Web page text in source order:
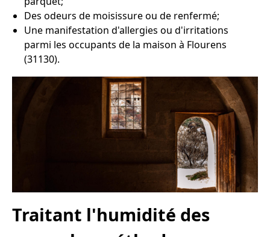
Des odeurs de moisissure ou de renfermé;
Une manifestation d'allergies ou d'irritations
parmi les occupants de la maison à Flourens
(31130).
Traitant l'humidité des